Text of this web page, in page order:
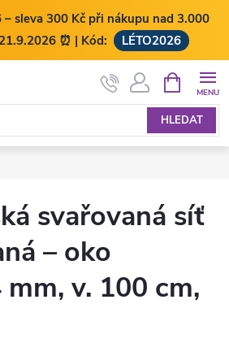
sleva 300 Kč při nákupu nad 3.000
⏰ | Kód:
LÉTO2026
HLEDAT
NÁKUPNÍ
KOŠÍK
svařovaná síť
– oko
v. 100 cm,